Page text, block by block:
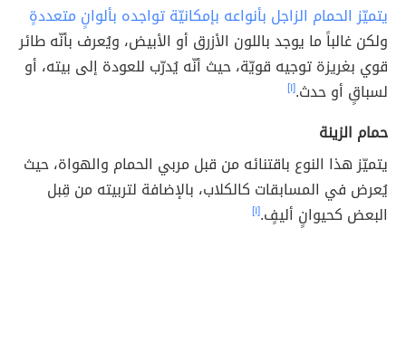
يتميّز الحمام الزاجل بأنواعه بإمكانيّة تواجده بألوانٍ متعددةٍ
ولكن غالباً ما يوجد باللون الأزرق أو الأبيض، ويُعرف بأنّه طائر
قوي بغريزة توجيه قويّة، حيث أنّه يُدرّب للعودة إلى بيته، أو
لسباقٍ أو حدث.[١]
حمام الزينة
يتميّز هذا النوع باقتنائه من قبل مربي الحمام والهواة، حيث
يُعرض في المسابقات كالكلاب، بالإضافة لتربيته من قِبل
البعض كحيوانٍ أليفٍ.[١]